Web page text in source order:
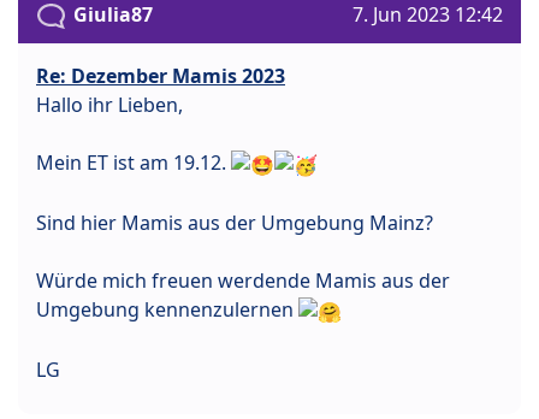
Giulia87 7. Jun 2023 12:42
Re: Dezember Mamis 2023
Hallo ihr Lieben,
Mein ET ist am 19.12.
Sind hier Mamis aus der Umgebung Mainz?
Würde mich freuen werdende Mamis aus der
Umgebung kennenzulernen
LG